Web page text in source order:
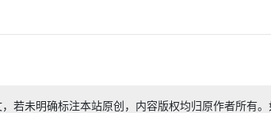
若未明确标注本站原创，内容版权均归原作者所有